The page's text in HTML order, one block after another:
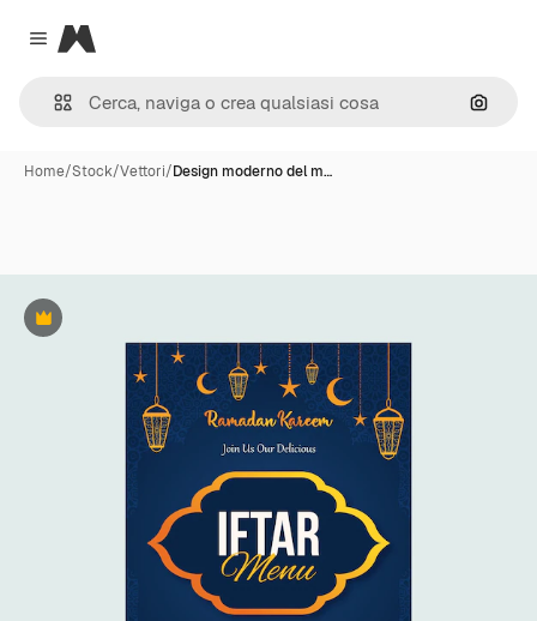
Close menu
Magnific
Cerca
Home/Stock/Vettori/Design moderno del m…
Premium